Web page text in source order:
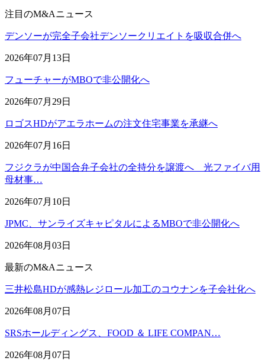
注目のM&Aニュース
デンソーが完全子会社デンソークリエイトを吸収合併へ
2026年07月13日
フューチャーがMBOで非公開化へ
2026年07月29日
ロゴスHDがアエラホームの注文住宅事業を承継へ
2026年07月16日
フジクラが中国合弁子会社の全持分を譲渡へ 光ファイバ用
母材事…
2026年07月10日
JPMC、サンライズキャピタルによるMBOで非公開化へ
2026年08月03日
最新のM&Aニュース
三井松島HDが感熱レジロール加工のコウナンを子会社化へ
2026年08月07日
SRSホールディングス、FOOD ＆ LIFE COMPAN…
2026年08月07日